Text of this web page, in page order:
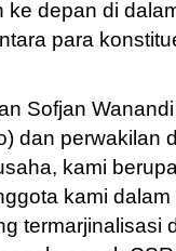
ke depan di
para
Sofjan
dan perwakilan
kami
kami
termarjinalisasi